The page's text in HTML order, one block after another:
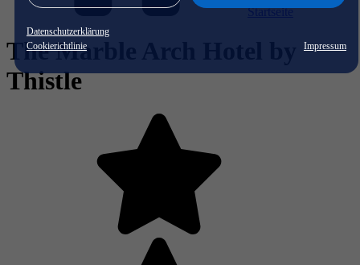
Datenschutzerklärung
Cookierichtlinie
Impressum
Startseite
The Marble Arch Hotel by
Thistle